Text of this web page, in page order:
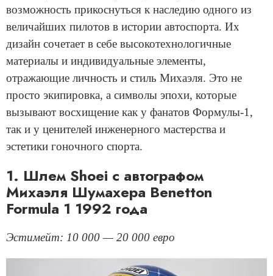
возможность прикоснуться к наследию одного из
величайших пилотов в истории автоспорта. Их
дизайн сочетает в себе высокотехнологичные
материалы и индивидуальные элементы,
отражающие личность и стиль Михаэля. Это не
просто экипировка, а символы эпохи, которые
вызывают восхищение как у фанатов Формулы-1,
так и у ценителей инженерного мастерства и
эстетики гоночного спорта.
1. Шлем Shoei с автографом
Михаэля Шумахера Benetton
Formula 1 1992 года
Эстимейт: 10 000 — 20 000 евро